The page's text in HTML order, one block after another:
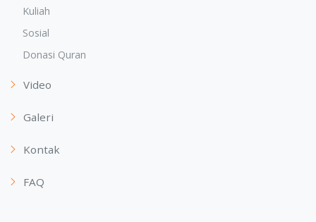
Kuliah
Sosial
Donasi Quran
Video
Galeri
Kontak
FAQ